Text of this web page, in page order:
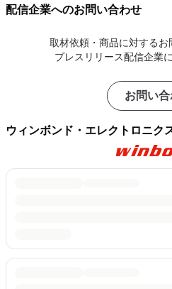
配信企業へのお問い合わせ
取材依頼・商品に対するお
プレスリリース配信企業
お問い
ウィンボンド・エレクトロニク